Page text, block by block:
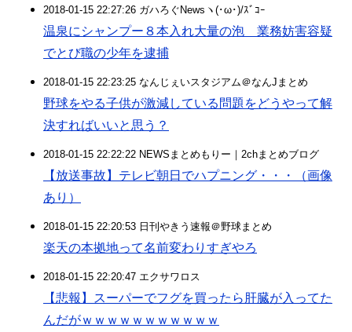
2018-01-15 22:27:26 ガハろぐNewsヽ(･ω･)/ｽﾞｺｰ
温泉にシャンプー８本入れ大量の泡 業務妨害容疑
でとび職の少年を逮捕
2018-01-15 22:23:25 なんじぇいスタジアム＠なんJまとめ
野球をやる子供が激減している問題をどうやって解
決すればいいと思う？
2018-01-15 22:22:22 NEWSまとめもりー｜2chまとめブログ
【放送事故】テレビ朝日でハプニング・・・（画像
あり）
2018-01-15 22:20:53 日刊やきう速報＠野球まとめ
楽天の本拠地って名前変わりすぎやろ
2018-01-15 22:20:47 エクサワロス
【悲報】スーパーでフグを買ったら肝臓が入ってた
んだがｗｗｗｗｗｗｗｗｗｗｗ